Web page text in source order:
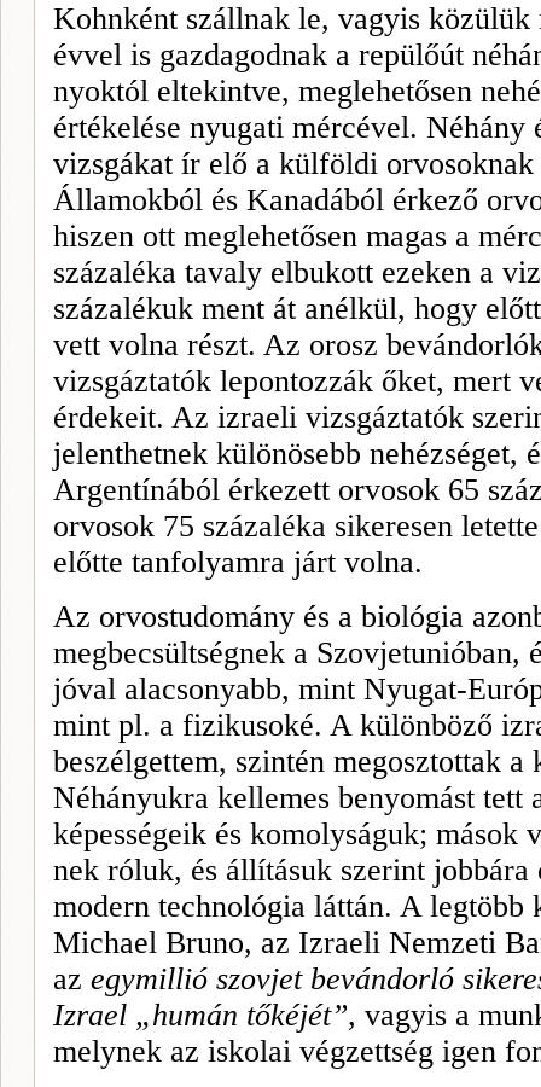
Kohnként szállnak le, vagyis közülük
évvel is gazdagodnak a repülőút
nyoktól eltekintve, meglehetősen
értékelése nyugati mércé­vel.
vizsgá­kat ír elő a külföldi
Államokból és Kanadából érkező
hiszen ott meglehetősen magas a
százaléka tavaly elbukott ezeken a
százalékuk ment át anélkül, hogy
vett volna részt. Az orosz
vizsgáztatók le­pontozzák őket, mert
érdekeit. Az izraeli vizsgáztatók
jelenthetnek különösebb nehézséget,
Argentínából érkezett orvo­sok 65
orvosok 75 százaléka si­keresen
előtte tanfo­lyamra járt volna.
Az orvostudomány és a biológia
megbecsültségnek a Szovjetunióban,
jóval alacsonyabb, mint Nyugat-
mint pl. a fizikusoké. A kü­lönböző
beszélgettem, szin­tén megosztottak a
Néhányukra kelle­mes benyomást tett
képessé­geik és komolyságuk; mások
nek róluk, és állításuk szerint jobbára
modern technológia láttán. A legtöbb
Michael Bruno, az Izraeli Nemzeti
az egymillió szovjet bevándorló
Izrael „humán tőkéjét”, vagyis a
melynek az iskolai végzettség igen